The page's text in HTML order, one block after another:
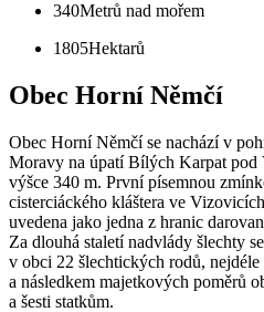
340Metrů nad mořem
1805Hektarů
Obec Horní Němčí
Obec Horní Němčí se nachází v
Moravy na úpatí Bílých Karpat pod
výšce 340 m. První písemnou
cisterciáckého kláštera ve
uvedena jako jedna z hranic
Za dlouhá staletí nadvlády šlechty
v obci 22 šlechtických rodů,
a následkem majetkových poměrů
a šesti statkům.